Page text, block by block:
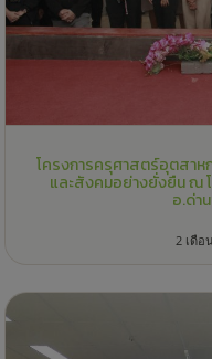
โครงการครุศาสตร์อุตสาห
และสังคมอย่างยั่งยืน ณ
อ.ด่า
2 เดือ